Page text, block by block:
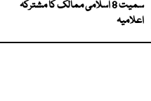
سمیت 8 اسلامی ممالک کا مشترکہ
اعلامیہ